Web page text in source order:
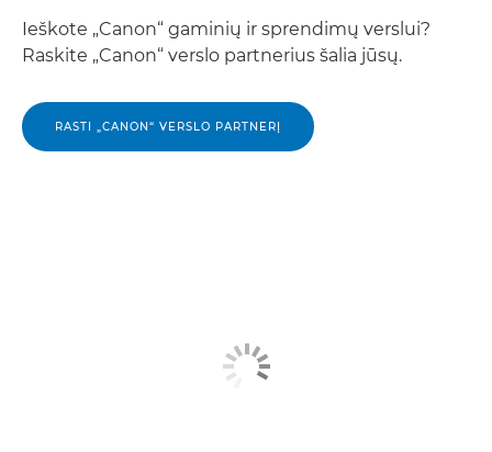
Ieškote „Canon“ gaminių ir sprendimų verslui?
Raskite „Canon“ verslo partnerius šalia jūsų.
RASTI „CANON“ VERSLO PARTNERĮ